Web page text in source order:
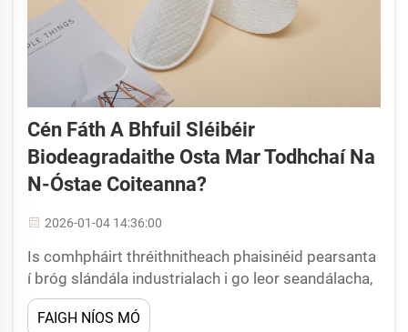
Cén Fáth A Bhfuil Sléibéir
Biodeagradaithe Osta Mar Todhchaí Na
N-Óstae Coiteanna?
2026-01-04 14:36:00
Is comhpháirt thréithnitheach phaisinéid pearsanta
í bróg slándála industrialach i go leor seandálacha,
ó phlandaí monaraithe go dtí taipáltáin tógála. Ní
féidir tábhacht roghnú bróga slándála industrialach
FAIGH NÍOS MÓ